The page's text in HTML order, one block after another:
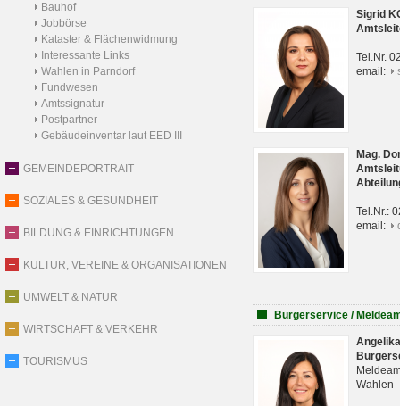
Bauhof
Jobbörse
Kataster & Flächenwidmung
Interessante Links
Wahlen in Parndorf
Fundwesen
Amtssignatur
Postpartner
Gebäudeinventar laut EED III
GEMEINDEPORTRAIT
SOZIALES & GESUNDHEIT
BILDUNG & EINRICHTUNGEN
KULTUR, VEREINE & ORGANISATIONEN
UMWELT & NATUR
WIRTSCHAFT & VERKEHR
TOURISMUS
Sigrid
Tel.Nr.
email:
Mag.
Tel.Nr.:
email:
Bürgerservice /
Wahlen